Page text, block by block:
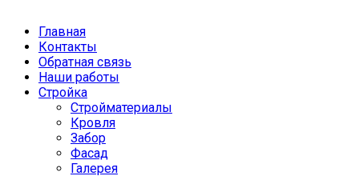
Главная
Контакты
Обратная связь
Наши работы
Стройка
Стройматериалы
Кровля
Забор
Фасад
Галерея